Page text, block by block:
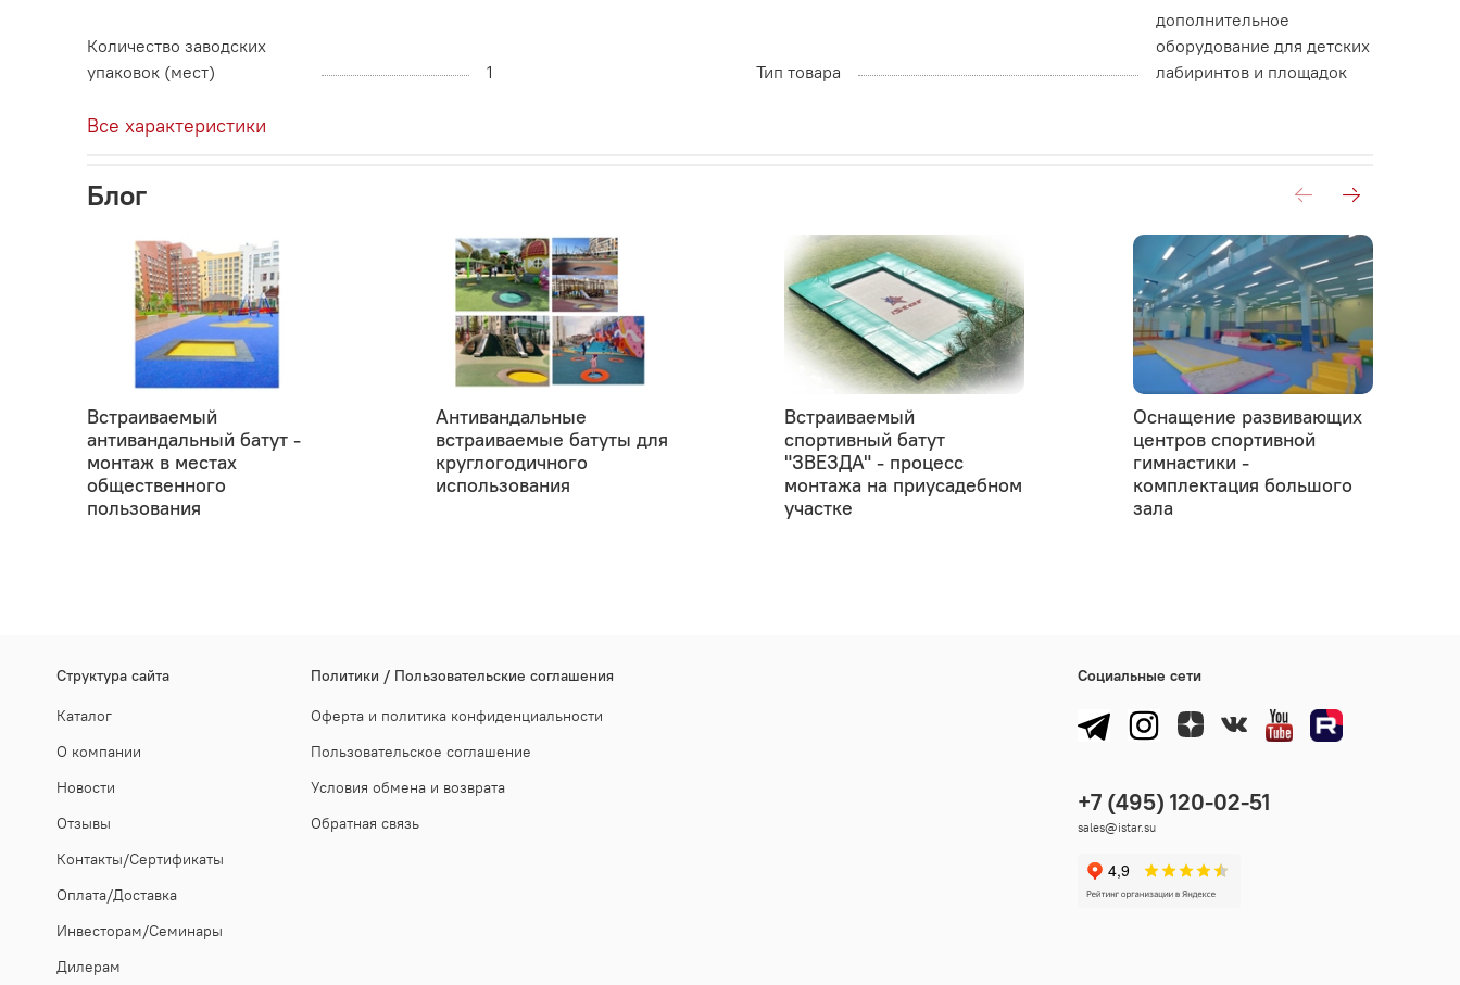
Количество заводских
упаковок (мест)
1 Тип товара
дополнительное
оборудование для детских
лабиринтов и площадок
Все характеристики
Блог
Встраиваемый
антивандальный батут -
монтаж в местах
общественного
пользования
Антивандальные
встраиваемые батуты для
круглогодичного
использования
Встраиваемый
спортивный батут
"ЗВЕЗДА" - процесс
монтажа на приусадебном
участке
Оснащение развивающих
центров спортивной
гимнастики -
комплектация большого
зала
Cтруктура сайта
Каталог
О компании
Новости
Отзывы
Контакты/Сертификаты
Оплата/Доставка
Инвесторам/Семинары
Дилерам
Политики / Пользовательские соглашения
Оферта и политика конфиденциальности
Пользовательское соглашение
Условия обмена и возврата
Обратная связь
Социальные сети
sales@istar.su